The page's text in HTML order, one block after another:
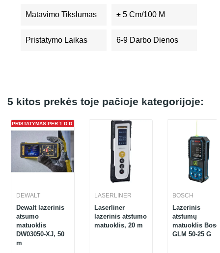
Matavimo Tikslumas ± 5 Cm/100 M
Pristatymo Laikas 6-9 Darbo Dienos
5 kitos prekės toje pačioje kategorijoje:
PRISTATYMAS PER 1 D.D.
DEWALT
Dewalt lazerinis
atsumo
matuoklis
DW03050-XJ, 50
m
LASERLINER
Laserliner
lazerinis atstumo
matuoklis, 20 m
BOSCH
Lazerinis
atstumų
matuoklis
GLM 50-25 G